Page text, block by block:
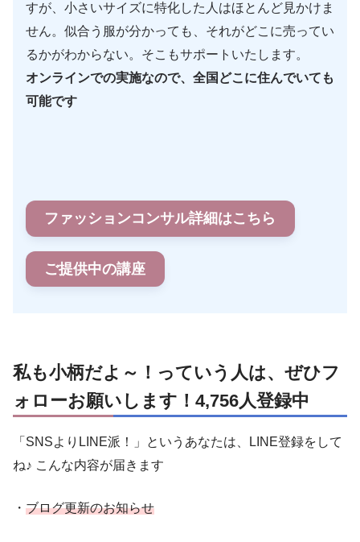
すが、小さいサイズに特化した人はほとんど見かけま
せん。似合う服が分かっても、それがどこに売ってい
るかがわからない。そこもサポートいたします。
オンラインでの実施なので、全国どこに住んでいても
可能です
ファッションコンサル詳細はこちら
ご提供中の講座
私も小柄だよ～！っていう人は、ぜひフ
ォローお願いします！4,756人登録中
「SNSよりLINE派！」というあなたは、LINE登録をして
ね♪ こんな内容が届きます
・ ブログ更新のお知らせ